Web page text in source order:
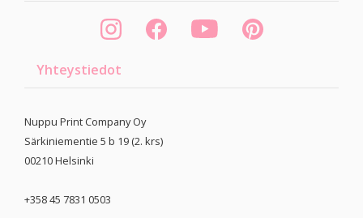
Yhteystiedot
Nuppu Print Company Oy
Särkiniementie 5 b 19 (2. krs)
00210Helsinki
+358 45 7831 0503